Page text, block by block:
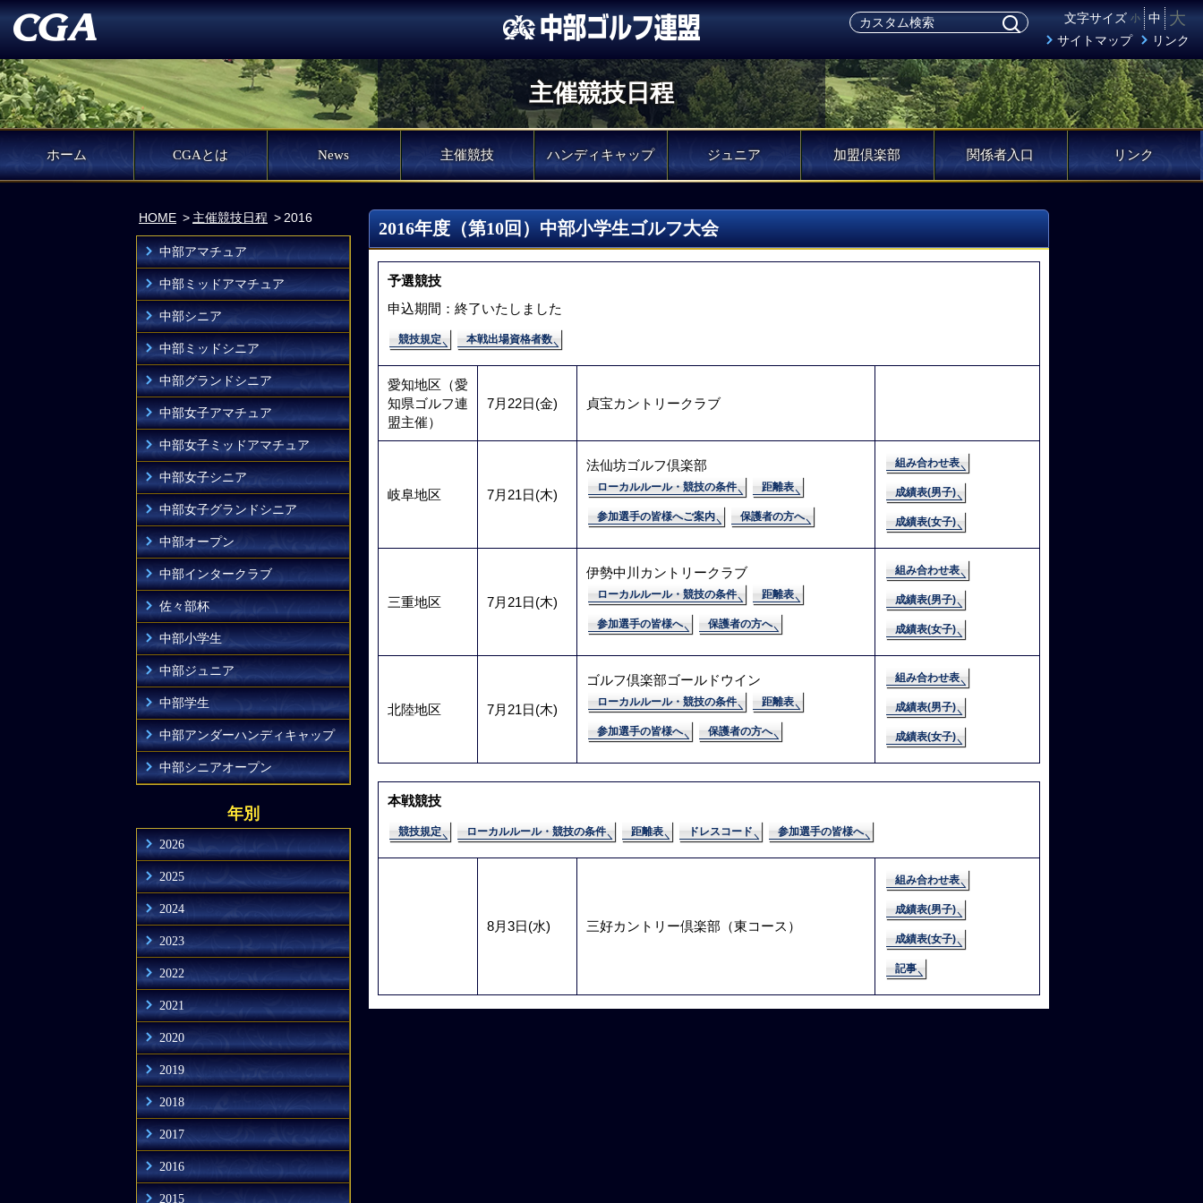
文字サイズ 小 中 大
サイトマップ リンク
主催競技日程
ホーム CGAとは News 主催競技 ハンディキャップ ジュニア 加盟倶楽部 関係者入口 リンク
HOME 主催競技日程 2016
中部アマチュア
中部ミッドアマチュア
中部シニア
中部ミッドシニア
中部グランドシニア
中部女子アマチュア
中部女子ミッドアマチュア
中部女子シニア
中部女子グランドシニア
中部オープン
中部インタークラブ
佐々部杯
中部小学生
中部ジュニア
中部学生
中部アンダーハンディキャップ
中部シニアオープン
年別
2026
2025
2024
2023
2022
2021
2020
2019
2018
2017
2016
2015
2016年度（第10回）中部小学生ゴルフ大会
予選競技
申込期間：終了いたしました
競技規定 本戦出場資格者数
愛知地区（愛
知県ゴルフ連
盟主催）
7月22日(金) 貞宝カントリークラブ
岐阜地区 7月21日(木)
法仙坊ゴルフ倶楽部
ローカルルール・競技の条件 距離表
参加選手の皆様へご案内 保護者の方へ
組み合わせ表
成績表(男子)
成績表(女子)
三重地区 7月21日(木)
伊勢中川カントリークラブ
ローカルルール・競技の条件 距離表
参加選手の皆様へ 保護者の方へ
組み合わせ表
成績表(男子)
成績表(女子)
北陸地区 7月21日(木)
ゴルフ倶楽部ゴールドウイン
ローカルルール・競技の条件 距離表
参加選手の皆様へ 保護者の方へ
組み合わせ表
成績表(男子)
成績表(女子)
本戦競技
競技規定 ローカルルール・競技の条件 距離表 ドレスコード 参加選手の皆様へ
8月3日(水) 三好カントリー倶楽部（東コース）
組み合わせ表
成績表(男子)
成績表(女子)
記事